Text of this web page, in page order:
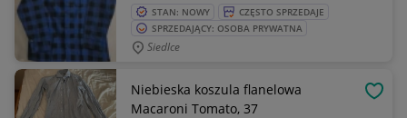
STAN: NOWY
CZĘSTO SPRZEDAJE
SPRZEDAJĄCY: OSOBA PRYWATNA
Siedlce
Niebieska koszula flanelowa
Macaroni Tomato, 37